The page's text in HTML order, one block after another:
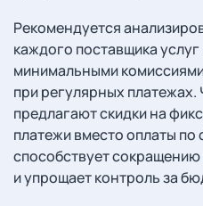
Рекомендуется
каждого поставщика
минимальными
при регулярных платежах.
предлагают скидки на
платежи вместо оплаты по
способствует
и упрощает контроль за